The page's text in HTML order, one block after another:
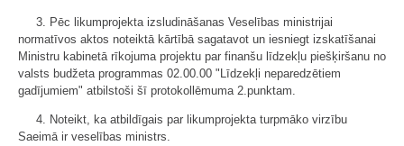
3. Pēc likumprojekta izsludināšanas Veselības ministrijai
normatīvos aktos noteiktā kārtībā sagatavot un iesniegt izskatīšanai
Ministru kabinetā rīkojuma projektu par finanšu līdzekļu piešķiršanu no
valsts budžeta programmas 02.00.00 "Līdzekļi neparedzētiem
gadījumiem" atbilstoši šī protokollēmuma 2.punktam.
4. Noteikt, ka atbildīgais par likumprojekta turpmāko virzību
Saeimā ir veselības ministrs.